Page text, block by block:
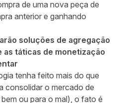
de uma nova peça de
anterior e ganhando
soluções de agregação
as táticas de monetização
tenha feito mais do que
consolidar o mercado de
ou para o mal), o fato é